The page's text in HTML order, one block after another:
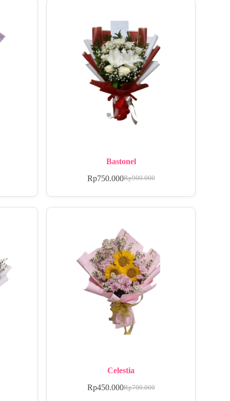
Bastonel
Rp900.000
Rp750.000
Celestia
Rp700.000
Rp450.000